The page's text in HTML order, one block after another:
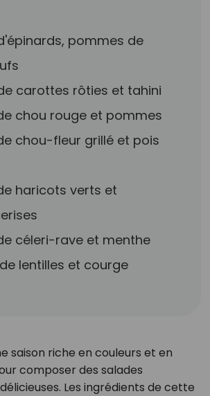
pommes de
carottes rôties et tahini
chou rouge et pommes
chou-fleur grillé et pois
haricots verts et
céleri-rave et menthe
de lentilles et courge
saison riche en couleurs et en
composer des salades
Les ingrédients de cette